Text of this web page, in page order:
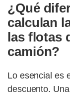
¿Qué
calculan
las flotas
camión?
Lo esencial es
descuento.